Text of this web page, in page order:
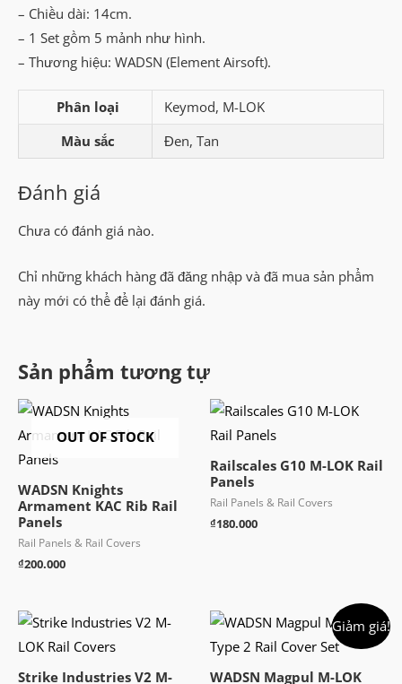
– Chiều dài: 14cm.
– 1 Set gồm 5 mảnh như hình.
– Thương hiệu: WADSN (Element Airsoft).
Phân loại
Keymod, M-LOK
Màu sắc
Đen, Tan
Đánh giá
Chưa có đánh giá nào.
Chỉ những khách hàng đã đăng nhập và đã mua sản phẩm
này mới có thể để lại đánh giá.
Sản phẩm tương tự
OUT OF STOCK
WADSN Knights
Armament KAC Rib Rail
Panels
Rail Panels & Rail Covers
₫200.000
Railscales G10 M-LOK Rail
Panels
Rail Panels & Rail Covers
₫180.000
Strike Industries V2 M-
Giảm giá!
WADSN Magpul M-LOK